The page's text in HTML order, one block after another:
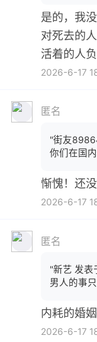
是的，我
对死去的
活着的人
2026-6-17
匿名
"街友
你们在国
惭愧！还
2026-6-17
匿名
"新艺 发表
男人的事
内耗的婚
2026-6-17